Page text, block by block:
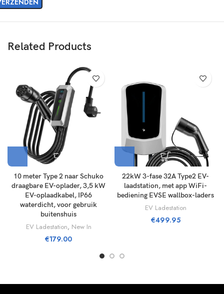
Related Products
10 meter Type 2 naar Schuko
draagbare EV-oplader, 3,5 kW
EV-oplaadkabel, IP66
waterdicht, voor gebruik
buitenshuis
EV Ladestation, New In
€179.00
22kW 3-fase 32A Type2 EV-
laadstation, met app WiFi-
bediening EVSE wallbox-laders
EV Ladestation
€499.95